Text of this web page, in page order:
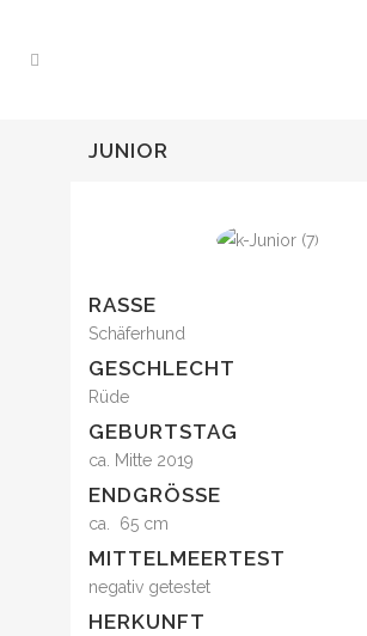
JUNIOR
RASSE
Schäferhund
GESCHLECHT
Rüde
GEBURTSTAG
ca. Mitte 2019
ENDGRÖSSE
ca. 65 cm
MITTELMEERTEST
negativ getestet
HERKUNFT